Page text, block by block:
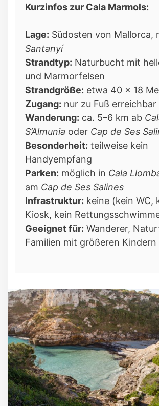
Kurzinfos zur Cala Marmols:
Lage: Südosten von Mallorca,
Santanyí
Strandtyp: Naturbucht mit
und Marmorfelsen
Strandgröße: etwa 40 × 18
Zugang: nur zu Fuß erreichbar
Wanderung: ca. 5–6 km ab
S’Almunia oder Cap de Ses
Besonderheit: teilweise kein
Handyempfang
Parken: möglich in Cala
am Cap de Ses Salines
Infrastruktur: keine (kein WC,
Kiosk, kein
Geeignet für: Wanderer,
Familien mit größeren Kindern